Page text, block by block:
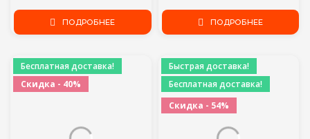
Водонепроницаемые
Наушники Спортивные
Xiaomi TWS Music H
ПОДРОБНЕЕ
Мобильный Телефон
Смартфон Штатив Для
ПОДРОБНЕЕ
Бесплатная доставка!
Скидка - 40%
Быстрая доставка!
Бесплатная доставка!
Скидка - 54%